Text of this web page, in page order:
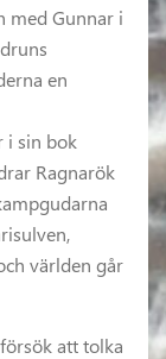
med Gunnar i
en
i sin bok
Ragnarök
världen går
att tolka